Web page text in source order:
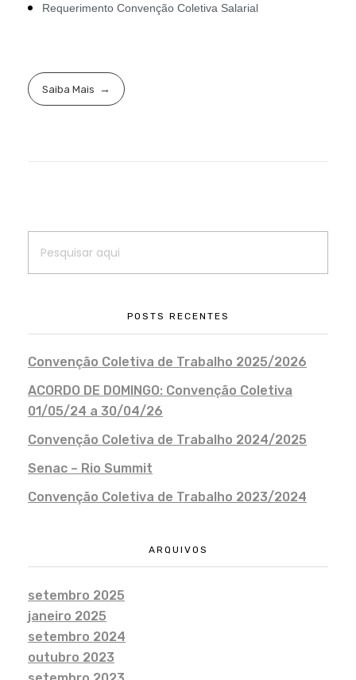
Requerimento Convenção Coletiva Salarial
Saiba Mais
POSTS RECENTES
Convenção Coletiva de Trabalho 2025/2026
ACORDO DE DOMINGO: Convenção Coletiva
01/05/24 a 30/04/26
Convenção Coletiva de Trabalho 2024/2025
Senac – Rio Summit
Convenção Coletiva de Trabalho 2023/2024
ARQUIVOS
setembro 2025
janeiro 2025
setembro 2024
outubro 2023